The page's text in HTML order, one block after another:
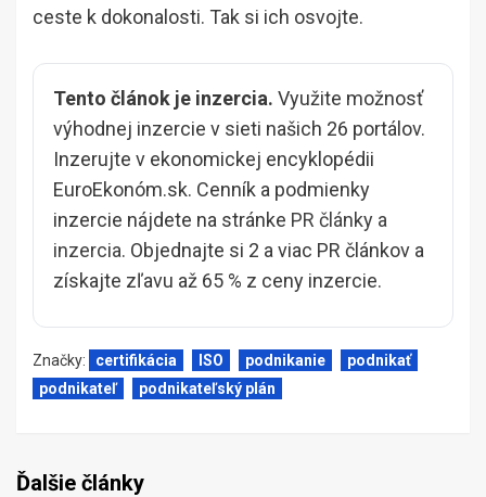
ceste k dokonalosti. Tak si ich osvojte.
Tento článok je inzercia. Využite možnosť
výhodnej inzercie v sieti našich 26 portálov.
Inzerujte v ekonomickej encyklopédii
EuroEkonóm.sk. Cenník a podmienky
inzercie nájdete na stránke PR články a
inzercia. Objednajte si 2 a viac PR článkov a
získajte zľavu až 65 % z ceny inzercie.
Značky: certifikácia ISO podnikanie
podnikať
podnikateľ
podnikateľský plán
Ďalšie články